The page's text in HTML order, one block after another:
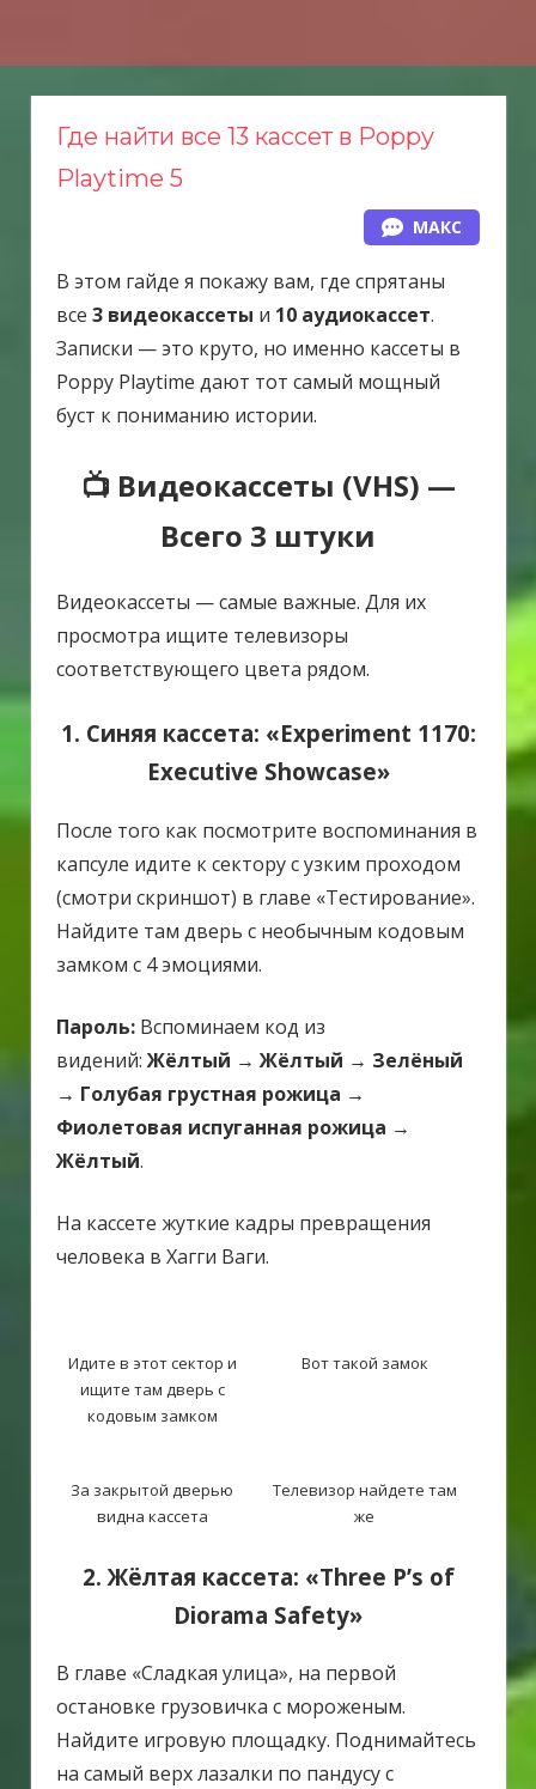
Где найти все 13 кассет в Poppy
Playtime 5
МАКС
В этом гайде я покажу вам, где спрятаны
все 3 видеокассеты и 10 аудиокассет.
Записки — это круто, но именно кассеты в
Poppy Playtime дают тот самый мощный
буст к пониманию истории.
📺 Видеокассеты (VHS) —
Всего 3 штуки
Видеокассеты — самые важные. Для их
просмотра ищите телевизоры
соответствующего цвета рядом.
1. Синяя кассета: «Experiment 1170:
Executive Showcase»
После того как посмотрите воспоминания в
капсуле идите к сектору с узким проходом
(смотри скриншот) в главе «Тестирование».
Найдите там дверь с необычным кодовым
замком с 4 эмоциями.
Пароль:Вспоминаем код из
видений:Жёлтый → Жёлтый → Зелёный
→ Голубая грустная рожица →
Фиолетовая испуганная рожица →
Жёлтый.
На кассете жуткие кадры превращения
человека в Хагги Ваги.
Идите в этот сектор и
ищите там дверь с
кодовым замком
Вот такой замок
За закрытой дверью
видна кассета
Телевизор найдете там
же
2. Жёлтая кассета: «Three P’s of
Diorama Safety»
В главе «Сладкая улица», на первой
остановке грузовичка с мороженым.
Найдите игровую площадку. Поднимайтесь
на самый верх лазалки по пандусу с